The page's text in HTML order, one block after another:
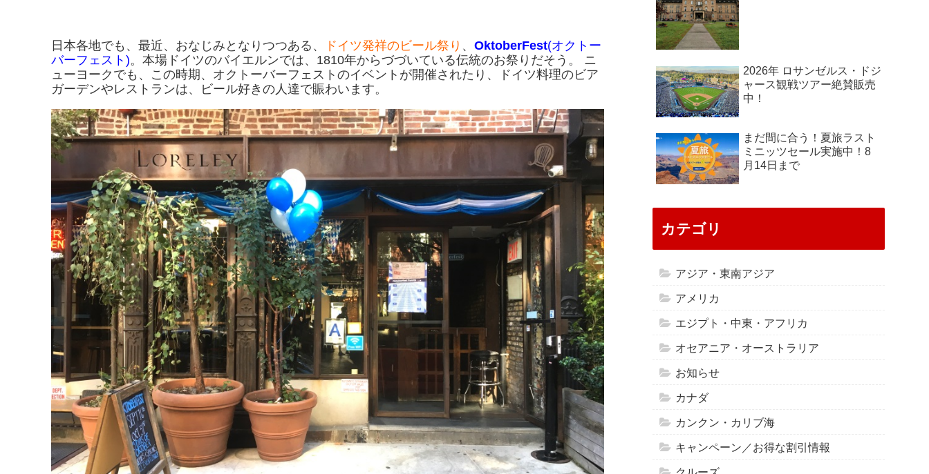
日本各地でも、最近、おなじみとなりつつある、 ドイツ発祥のビール祭り 、 OktoberFest(オクトー
バーフェスト)。本場ドイツのバイエルンでは、1810年からづづいている伝統のお祭りだそう。 ニ
ューヨークでも、この時期、オクトーバーフェストのイベントが開催されたり、ドイツ料理のビア
ガーデンやレストランは、ビール好きの人達で賑わいます。
2026年 ロサンゼルス・ドジ
ャース観戦ツアー絶賛販売
中！
まだ間に合う！夏旅ラスト
ミニッツセール実施中！8
月14日まで
カテゴリ
アジア・東南アジア
アメリカ
エジプト・中東・アフリカ
オセアニア・オーストラリア
お知らせ
カナダ
カンクン・カリブ海
キャンペーン／お得な割引情報